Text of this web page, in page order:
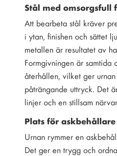
Stål med omsorgsfull
Att bearbeta stål kräver
i ytan, finishen och sättet
metallen är resultatet av
Formgivningen är samtida
återhållen, vilket ger
påträngande uttryck. Det
linjer och en stillsam
Plats för
Urnan rymmer en
Det ger en trygg och